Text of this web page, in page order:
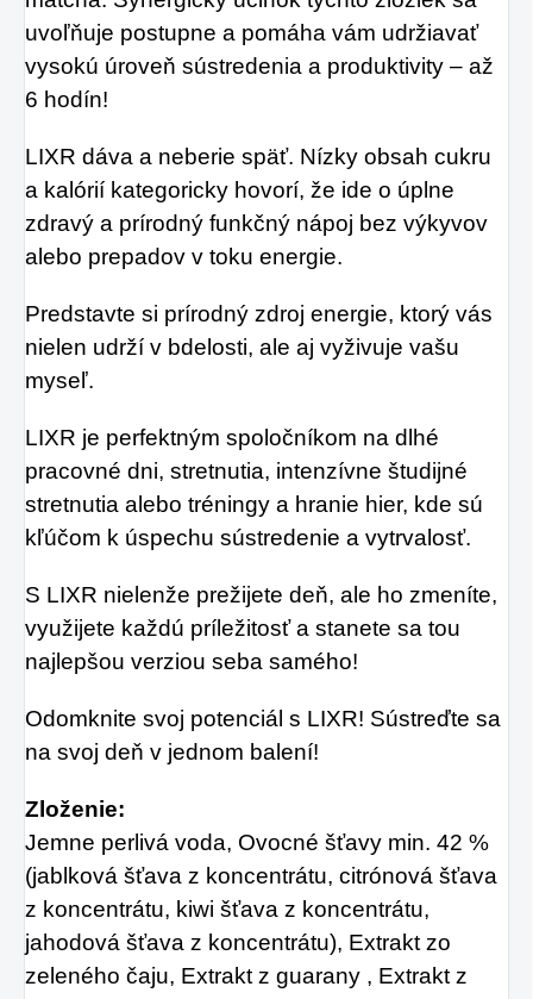
uvoľňuje postupne a pomáha vám udržiavať
vysokú úroveň sústredenia a produktivity – až
6 hodín!
LIXR dáva a neberie späť. Nízky obsah cukru
a kalórií kategoricky hovorí, že ide o úplne
zdravý a prírodný funkčný nápoj bez výkyvov
alebo prepadov v toku energie.
Predstavte si prírodný zdroj energie, ktorý vás
nielen udrží v bdelosti, ale aj vyživuje vašu
myseľ.
LIXR je perfektným spoločníkom na dlhé
pracovné dni, stretnutia, intenzívne študijné
stretnutia alebo tréningy a hranie hier, kde sú
kľúčom k úspechu sústredenie a vytrvalosť.
S LIXR nielenže prežijete deň, ale ho zmeníte,
využijete každú príležitosť a stanete sa tou
najlepšou verziou seba samého!
Odomknite svoj potenciál s LIXR! Sústreďte sa
na svoj deň v jednom balení!
Zloženie:
Jemne perlivá voda, Ovocné šťavy min. 42 %
(jablková šťava z koncentrátu, citrónová šťava
z koncentrátu, kiwi šťava z koncentrátu,
jahodová šťava z koncentrátu), Extrakt zo
zeleného čaju, Extrakt z guarany , Extrakt z